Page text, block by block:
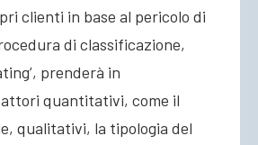
clienti in base al pericolo di
di classificazione,
prenderà in
quantitativi, come il
qualitativi, la tipologia del